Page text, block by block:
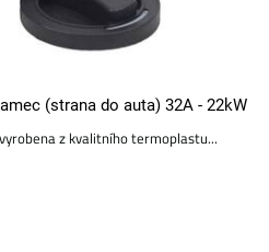
(strana do auta) 32A - 22kW
z kvalitního termoplastu...